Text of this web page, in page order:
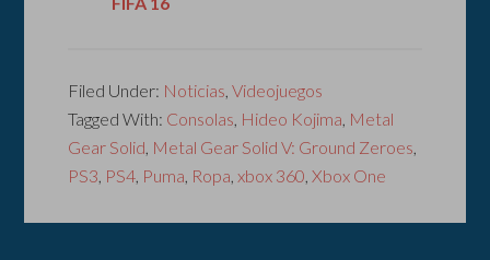
Filed Under: Noticias,Videojuegos
Tagged With: Consolas, Hideo Kojima, Metal
Gear Solid, Metal Gear Solid V: Ground Zeroes,
PS3, PS4, Puma, Ropa,xbox 360,Xbox One